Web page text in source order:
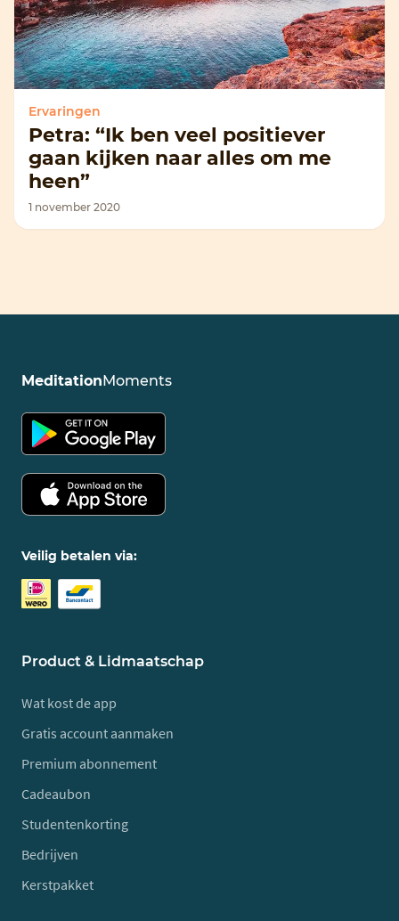
Ervaringen
Petra: “Ik ben veel positiever
gaan kijken naar alles om me
heen”
1 november 2020
MeditationMoments
Veilig betalen via:
Product & Lidmaatschap
Wat kost de app
Gratis account aanmaken
Premium abonnement
Cadeaubon
Studentenkorting
Bedrijven
Kerstpakket